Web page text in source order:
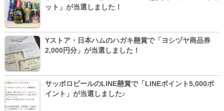
ット」が当選しました！
Yストア・日本ハムのハガキ懸賞で「ヨシヅヤ商品券
2,000円分」が当選しました！
サッポロビールのLINE懸賞で「LINEポイント5,000ポ
イント」が当選しました♪